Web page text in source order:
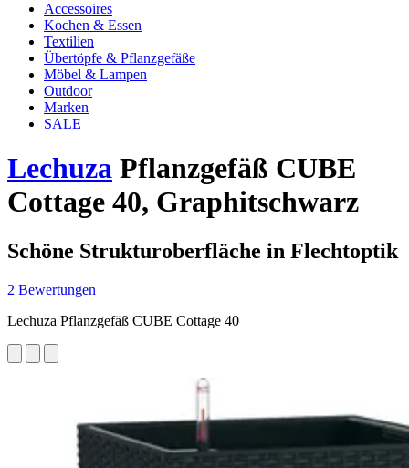
Accessoires
Kochen & Essen
Textilien
Übertöpfe & Pflanzgefäße
Möbel & Lampen
Outdoor
Marken
SALE
Lechuza Pflanzgefäß CUBE
Cottage 40, Graphitschwarz
Schöne Strukturoberfläche in Flechtoptik
2 Bewertungen
Lechuza Pflanzgefäß CUBE Cottage 40